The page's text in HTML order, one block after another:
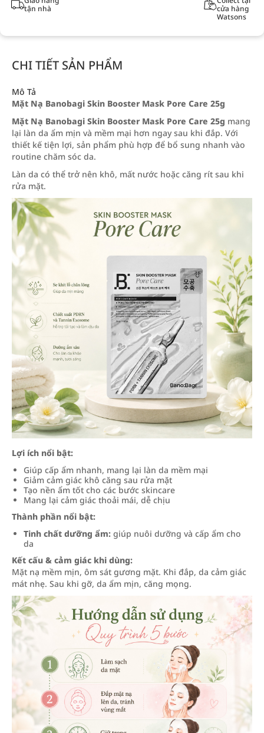
tận nhà
cửa hàng
Watsons
CHI TIẾT SẢN PHẨM
Mô Tả
Mặt Nạ Banobagi Skin Booster Mask Pore Care 25g
Mặt Nạ Banobagi Skin Booster Mask Pore Care 25g mang
lại làn da ẩm mịn và mềm mại hơn ngay sau khi đắp. Với
thiết kế tiện lợi, sản phẩm phù hợp để bổ sung nhanh vào
routine chăm sóc da.
Làn da có thể trở nên khô, mất nước hoặc căng rít sau khi
rửa mặt.
Lợi ích nổi bật:
Giúp cấp ẩm nhanh, mang lại làn da mềm mại
Giảm cảm giác khô căng sau rửa mặt
Tạo nền ẩm tốt cho các bước skincare
Mang lại cảm giác thoải mái, dễ chịu
Thành phần nổi bật:
Tinh chất dưỡng ẩm: giúp nuôi dưỡng và cấp ẩm cho
da
Kết cấu & cảm giác khi dùng:
Mặt nạ mềm mịn, ôm sát gương mặt. Khi đắp, da cảm giác
mát nhẹ. Sau khi gỡ, da ẩm mịn, căng mọng.